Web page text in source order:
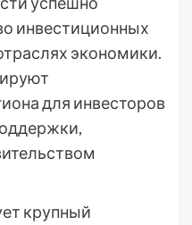
инвестиционных
экономики.
для инвесторов
крупный